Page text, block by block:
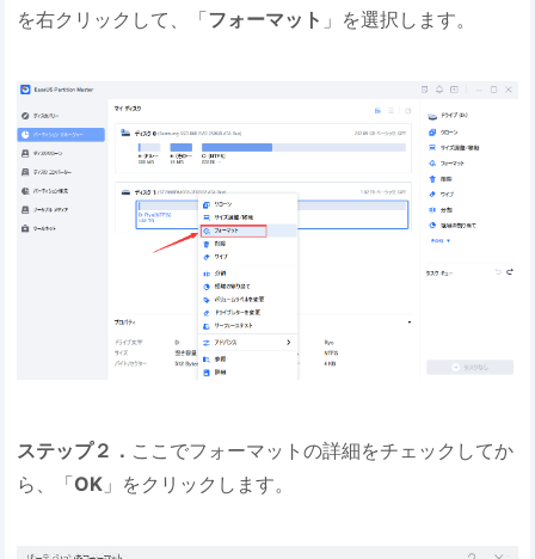
を右クリックして、「フォーマット 」を選択します。
ステップ２． ここでフォーマットの詳細をチェックしてか
ら、「OK 」をクリックします。